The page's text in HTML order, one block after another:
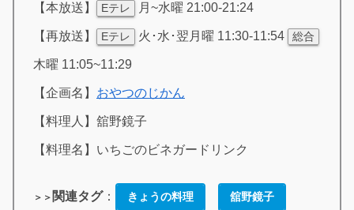
【本放送】 Eテレ 月~水曜 21:00-21:24
【再放送】 Eテレ 火･水･翌月曜 11:30-11:54 総合
木曜 11:05~11:29
【企画名】 おやつのじかん
【料理人】舘野鏡子
【料理名】いちごのビネガードリンク
＞＞ 関連タグ： きょうの料理 舘野鏡子